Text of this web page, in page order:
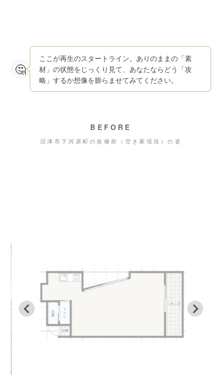
ここが再生のスタートライン。ありのままの「素
材」の状態をじっくり見て、あなたならどう「攻
略」するか想像を膨らませてみてください。
BEFORE
沼津市下河原町の改修前（空き家現況）の姿